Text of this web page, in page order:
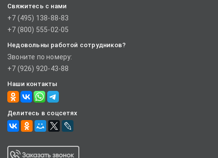
Свяжитесь с нами
+7 (495) 138-88-83
+7 (800) 555-02-05
Недовольны работой сотрудников?
Звоните по номеру:
+7 (926) 920-43-88
Наши контакты
Делитесь в соцсетях